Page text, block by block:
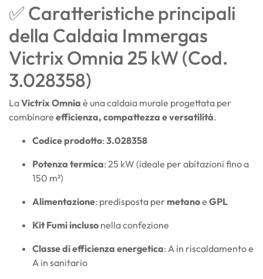
✅ Caratteristiche principali
della Caldaia Immergas
Victrix Omnia 25 kW (Cod.
3.028358)
LaVictrix Omnia è una caldaia murale progettata per
combinare efficienza, compattezza e versatilità.
Codice prodotto: 3.028358
Potenza termica: 25 kW (ideale per abitazioni fino a
150 m²)
Alimentazione: predisposta per metanoe GPL
Kit Fumi incluso nella confezione
Classe di efficienza energetica: A in riscaldamento e
A in sanitario